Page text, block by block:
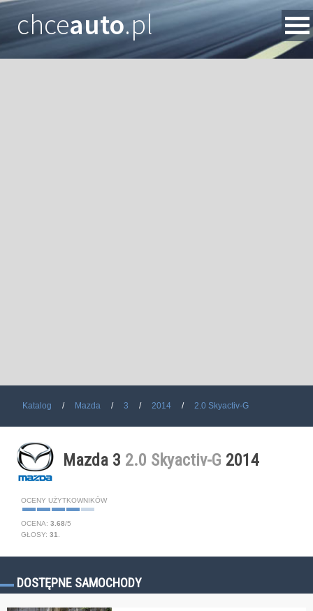
chceauto.pl
Katalog Mazda 3 2014 2.0 Skyactiv-G
Mazda 3 2.0 Skyactiv-G 2014
OCENY UŻYTKOWNIKÓW
OCENA: 3.68/5
GŁOSY: 31
DOSTĘPNE SAMOCHODY